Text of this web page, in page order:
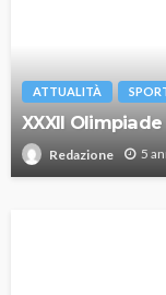
ATTUALITÀ
XXXII
Redazione 5